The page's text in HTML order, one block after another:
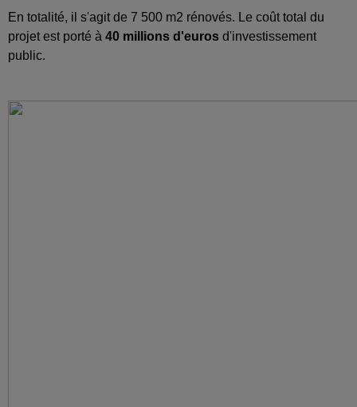
En totalité, il s'agit de 7 500 m2 rénovés. Le coût total du
projet est porté à 40 millions d'euros d'investissement
public.